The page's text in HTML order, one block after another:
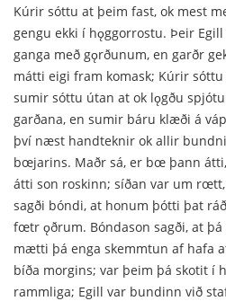
Kúrir sóttu at þeim fast, ok mest
gengu ekki í hǫggorrostu. Þeir
ganga með gǫrðunum, en garðr
mátti eigi fram komask; Kúrir
sumir sóttu útan at ok lǫgðu
garðana, en sumir báru klæði á
því næst handteknir ok allir
bœjarins. Maðr sá, er bœ þann
átti son roskinn; síðan var um
sagði bóndi, at honum þótti þat
fœtr ǫðrum. Bóndason sagði, at
mætti þá enga skemmtun af hafa
bíða morgins; var þeim þá skotit í
rammliga; Egill var bundinn við